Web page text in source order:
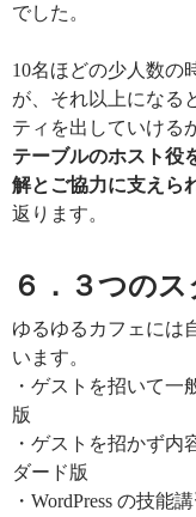
でした。
10名ほどの少人数の
が、それ以上になる
ティを出していける
テーブルのホスト役
解とご協力に支えら
返ります。
６．３つの
ゆるゆるカフェには
います。
・ゲストを招いて一
版
・ゲストを招かず
ダード版
・WordPress の技能